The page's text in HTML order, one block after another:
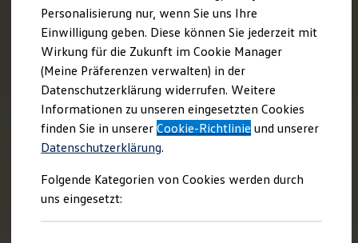
Master-Stipendium
Auslandspraktikum
Jobs in Semesterferien
Werkstudentin / Werkstudent
Absolventen
StartUp Direct
Doktorandenprogramm
Volontariat
Berufserfahrene
Direkteinstieg
Jobs in der Volkswagen Group
Jobs in Produktion und Logistik
Talentpool für Fach- und Führungsexpertinnen
Arbeiten bei VW
Was uns ausmacht
Personalisierung nur, wenn Sie uns Ihre
Einwilligung geben. Diese können Sie jederzeit mit
Wirkung für die Zukunft im Cookie Manager
(Meine Präferenzen verwalten) in der
Datenschutzerklärung widerrufen. Weitere
Informationen zu unseren eingesetzten Cookies
finden Sie in unsererCookie-Richtlinie und unserer
Datenschutzerklärung.
Folgende Kategorien von Cookies werden durch
uns eingesetzt: